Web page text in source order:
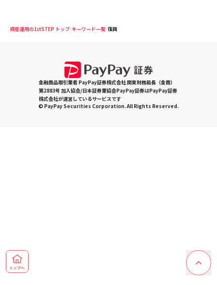
資産運用の1stSTEP トップ キーワード一覧 復興
金融商品取引業者 PayPay証券株式会社 関東財務局長（金商）
第2883号 加入協会/日本証券業協会PayPay証券はPayPay証券
株式会社が運営しているサービスです
© PayPay Securities Corporation. All Rights Reserved.